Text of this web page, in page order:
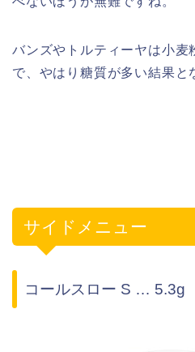
バンズやトルティーヤは小麦
で、やはり糖質が多い結果と
サイドメニュー
コールスロー S … 5.3g